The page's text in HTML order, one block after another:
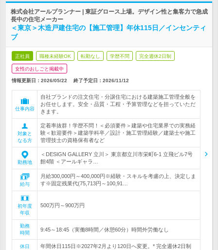
株式会社アールプランナー | 東証グロース上場。デザイン性と集客力で急成
長中の住宅メーカー
＜東京＞木造戸建住宅の【施工管理】年休115日／インセンティ
ブ
正社員 職種未経験OK 転勤なし 学歴不問 完全週休2日制
女性のおしごと掲載中
情報更新日：2026/05/22 終了予定日： 2026/11/12
仕事内容
自社ブランドの注文住宅・分譲住宅における建築施工管理全般を
お任せします。安全・品質・工程・予算管理などを担っていただ
きます。
対象と
なる方
定着率抜群！学歴不問！＜必須要件＞建築や住宅業界での実務経
験＜歓迎要件＞建築学科卒／設計・施工管理経験／建築士や施工
管理技士の資格保有者など
勤務地
＜DESIGN GALLERY 立川＞ 東京都立川市栄町6-1 立飛ビル7号
館4階 ＜アールギャラ…
給与
月給300,000円～400,000円※経験・スキルを考慮の上、決定しま
す※固定残業代(75,713円～100,91…
初年度
年収
500万円～900万円
勤務
時間
9:45～18:45（実働8時間／休憩60分）時間外労働なし
休日
年間休日115日※2027年2月より120日へ変更。* 完全週休2日制